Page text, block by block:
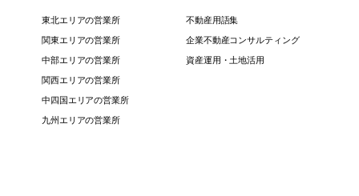
東北エリアの営業所
関東エリアの営業所
中部エリアの営業所
関西エリアの営業所
中四国エリアの営業所
九州エリアの営業所
不動産用語集
企業不動産コンサルティング
資産運用・土地活用